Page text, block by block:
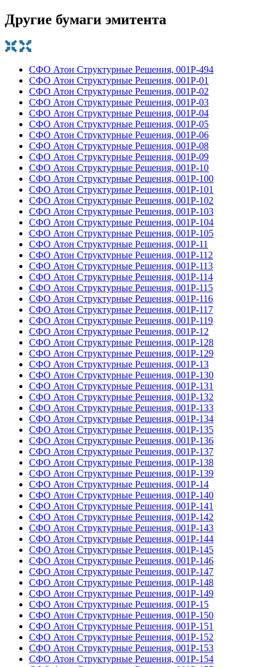
Другие бумаги эмитента
СФО Атон Структурные Решения, 001P-494
СФО Атон Структурные Решения, 001Р-01
СФО Атон Структурные Решения, 001Р-02
СФО Атон Структурные Решения, 001Р-03
СФО Атон Структурные Решения, 001Р-04
СФО Атон Структурные Решения, 001Р-05
СФО Атон Структурные Решения, 001Р-06
СФО Атон Структурные Решения, 001Р-08
СФО Атон Структурные Решения, 001Р-09
СФО Атон Структурные Решения, 001Р-10
СФО Атон Структурные Решения, 001Р-100
СФО Атон Структурные Решения, 001Р-101
СФО Атон Структурные Решения, 001Р-102
СФО Атон Структурные Решения, 001Р-103
СФО Атон Структурные Решения, 001Р-104
СФО Атон Структурные Решения, 001Р-105
СФО Атон Структурные Решения, 001Р-11
СФО Атон Структурные Решения, 001Р-112
СФО Атон Структурные Решения, 001Р-113
СФО Атон Структурные Решения, 001Р-114
СФО Атон Структурные Решения, 001Р-115
СФО Атон Структурные Решения, 001Р-116
СФО Атон Структурные Решения, 001Р-117
СФО Атон Структурные Решения, 001Р-119
СФО Атон Структурные Решения, 001Р-12
СФО Атон Структурные Решения, 001Р-128
СФО Атон Структурные Решения, 001Р-129
СФО Атон Структурные Решения, 001Р-13
СФО Атон Структурные Решения, 001Р-130
СФО Атон Структурные Решения, 001Р-131
СФО Атон Структурные Решения, 001Р-132
СФО Атон Структурные Решения, 001Р-133
СФО Атон Структурные Решения, 001Р-134
СФО Атон Структурные Решения, 001Р-135
СФО Атон Структурные Решения, 001Р-136
СФО Атон Структурные Решения, 001Р-137
СФО Атон Структурные Решения, 001Р-138
СФО Атон Структурные Решения, 001Р-139
СФО Атон Структурные Решения, 001Р-14
СФО Атон Структурные Решения, 001Р-140
СФО Атон Структурные Решения, 001Р-141
СФО Атон Структурные Решения, 001Р-142
СФО Атон Структурные Решения, 001Р-143
СФО Атон Структурные Решения, 001Р-144
СФО Атон Структурные Решения, 001Р-145
СФО Атон Структурные Решения, 001Р-146
СФО Атон Структурные Решения, 001Р-147
СФО Атон Структурные Решения, 001Р-148
СФО Атон Структурные Решения, 001Р-149
СФО Атон Структурные Решения, 001Р-15
СФО Атон Структурные Решения, 001Р-150
СФО Атон Структурные Решения, 001Р-151
СФО Атон Структурные Решения, 001Р-152
СФО Атон Структурные Решения, 001Р-153
СФО Атон Структурные Решения, 001Р-154